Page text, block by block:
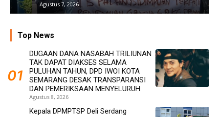
Agustus 7, 2026
Top News
DUGAAN DANA NASABAH TRILIUNAN
TAK DAPAT DIAKSES SELAMA
PULUHAN TAHUN, DPD IWOI KOTA
SEMARANG DESAK TRANSPARANSI
DAN PEMERIKSAAN MENYELURUH
Agustus 8, 2026
Kepala DPMPTSP Deli Serdang